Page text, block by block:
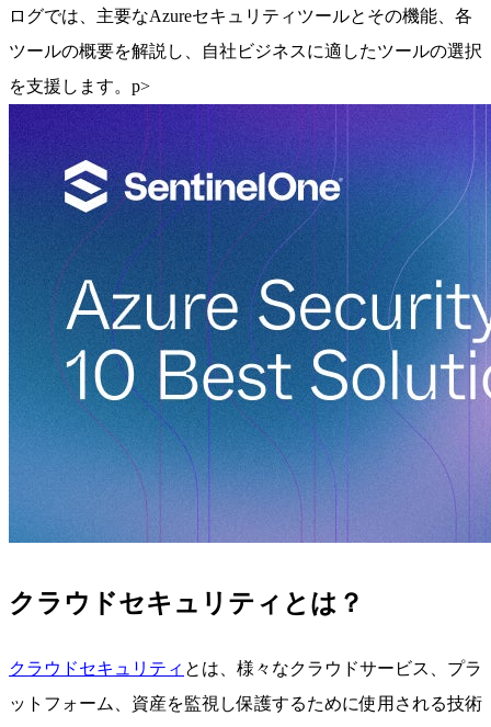
ログでは、主要なAzureセキュリティツールとその機能、各
ツールの概要を解説し、自社ビジネスに適したツールの選択
を支援します。p>
クラウドセキュリティとは？
クラウドセキュリティ とは、様々なクラウドサービス、プラ
ットフォーム、資産を監視し保護するために使用される技術